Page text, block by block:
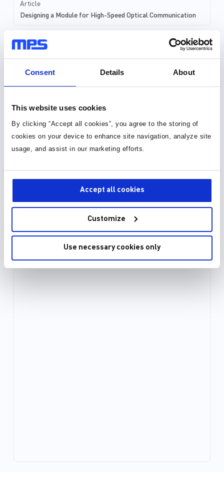
Consent Details About
This website uses cookies
By clicking “Accept all cookies”, you agree to the storing of
cookies on your device to enhance site navigation, analyze site
usage, and assist in our marketing efforts.
Accept all cookies
Customize
Use necessary cookies only
或不带I2C的多种降压
的功率密度，可以满
需求，包括支持下一
Article
Designing a Module for High-Speed Optical Communication
元件库，封装库和 3D 模型
30种以上格式